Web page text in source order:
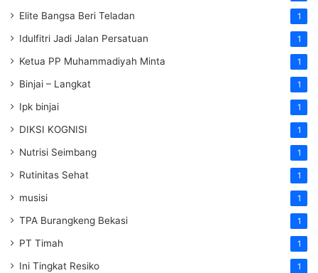
Elite Bangsa Beri Teladan 1
Idulfitri Jadi Jalan Persatuan 1
Ketua PP Muhammadiyah Minta 1
Binjai – Langkat 1
Ipk binjai 1
DIKSI KOGNISI 1
Nutrisi Seimbang 1
Rutinitas Sehat 1
musisi 1
TPA Burangkeng Bekasi 1
PT Timah 1
Ini Tingkat Resiko 1